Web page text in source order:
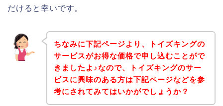
だけると幸いです。
ちなみに下記ページより、トイズキングの
サービスがお得な価格で申し込むことがで
きましたよ♪なので、トイズキングのサー
ビスに興味のある方は下記ページなどを参
考にされてみてはいかがでしょうか？